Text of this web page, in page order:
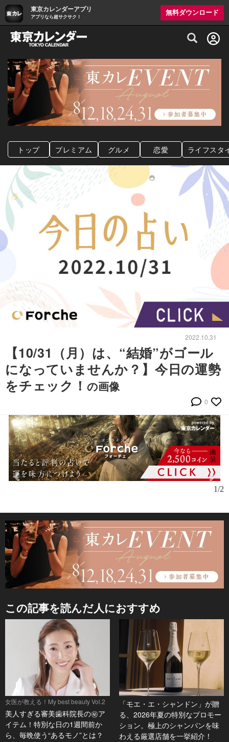
東京カレンダーアプリ
アプリなら超サクサク！
無料ダウンロード
グルメ情報・プレミアムレストラン予約
トップ プレミアム グルメ 恋愛 ライフスタ
2022.10.31
【10/31（月）は、“結婚”がゴール
になっていませんか？】今日の運勢
をチェック！ の画像
0
1/2
この記事を読んだ人におすすめ
女医が教える！My best beauty Vol.2
美人すぎる審美歯科院長の㊙ア
イテム！特別な日の1週間前か
ら、毎晩使う“あるモノ”とは？
「モエ・エ・シャンドン」が贈
る、2026年夏の特別なプロモー
ション。極上のシャンパンを味
わえる厳選店舗を一挙紹介！